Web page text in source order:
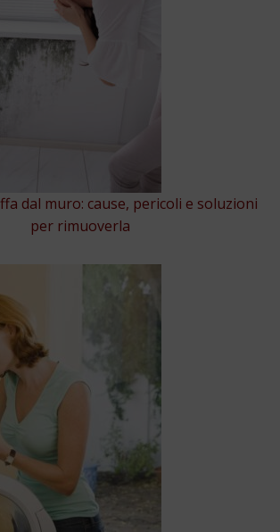
dal muro: cause, pericoli e soluzioni
per rimuoverla